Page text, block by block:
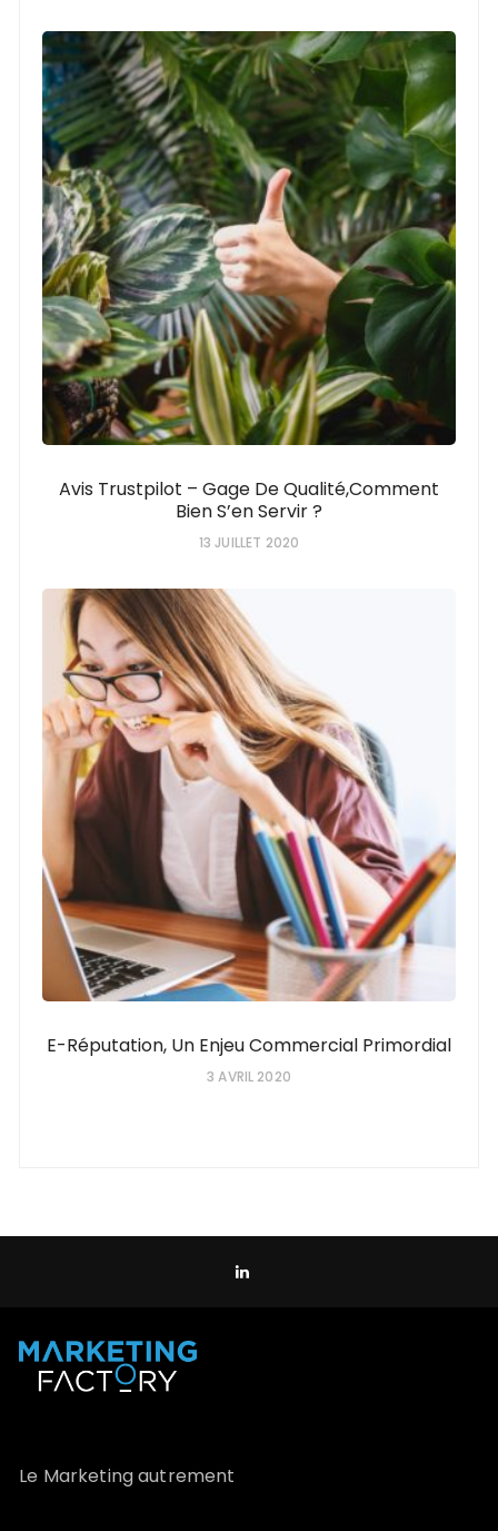
Avis Trustpilot – Gage De Qualité,comment
Bien S’en Servir ?
13 JUILLET 2020
E-Réputation, Un Enjeu Commercial Primordial
3 AVRIL 2020
Le Marketing autrement